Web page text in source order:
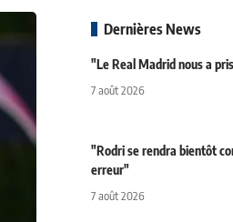
Dernières News
"Le Real Madrid nous a
7 août 2026
"Rodri se rendra bientôt
erreur"
7 août 2026